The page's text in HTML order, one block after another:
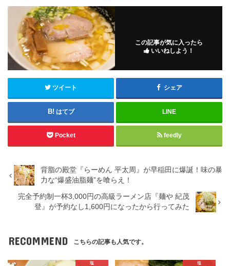
この記事が気に入ったら
いいねしよう！
ツイート シェア
はてブ LINE
Pocket feedly
背脂の殿堂『らーめん 平太周』が早稲田に爆誕！味の暴
力な“爆盛油脂麺”を喰らえ！
完全予約制一杯3,000円の高級ラーメン店『麺や 紀茂
登』が予約なし1,600円になったから行ってみた
RECOMMEND こちらの記事も人気です。
塩 塩